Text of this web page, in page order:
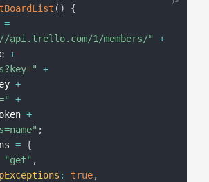
( )
{
=
api.trello.com/1/members/"
+
+
+
+
+
+
;
= {
"get" ,
: true,